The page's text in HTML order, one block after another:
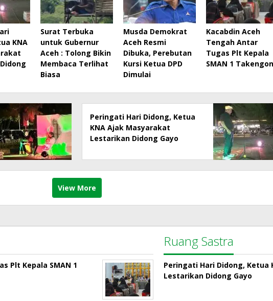
KNA
Surat Terbuka
untuk Gubernur
Aceh : Tolong Bikin
Membaca Terlihat
Biasa
Musda Demokrat
Aceh Resmi
Dibuka, Perebutan
Kursi Ketua DPD
Dimulai
Kacabdin Aceh
Tengah Antar
Tugas Plt Kepala
SMAN 1 Takengon
Peringati Hari Didong, Ketua
KNA Ajak Masyarakat
Lestarikan Didong Gayo
View More
Plt Kepala SMAN 1
Ruang Sastra
Peringati Hari Didong, Ketua
Lestarikan Didong Gayo